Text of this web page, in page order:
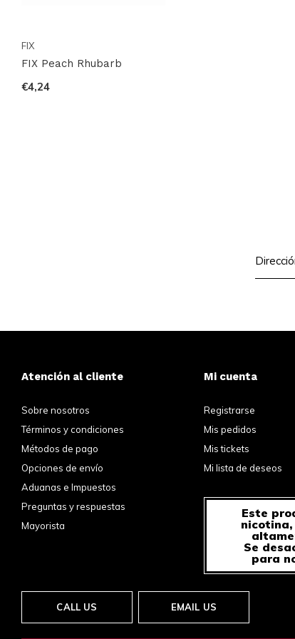
FIX
FIX Peach Rhubarb
€4,24
Atención al cliente
Sobre nosotros
Términos y condiciones
Métodos de pago
Opciones de envío
Aduanas e Impuestos
Preguntas y respuestas
Mayorista
Mi cuenta
Registrarse
Mis pedidos
Mis tickets
Mi lista de deseos
Este
Se
para
CALL US EMAIL US